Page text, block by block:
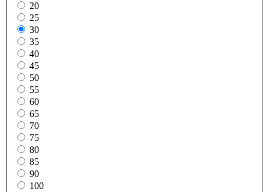
20
25
30
35
40
45
50
55
60
65
70
75
80
85
90
100